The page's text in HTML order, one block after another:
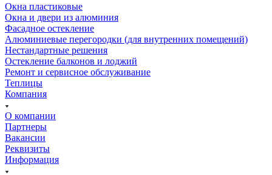
Окна пластиковые
Окна и двери из алюминия
Фасадное остекление
Алюминиевые перегородки (для внутренних помещений)
Нестандартные решения
Остекление балконов и лоджий
Ремонт и сервисное обслуживание
Теплицы
Компания
О компании
Партнеры
Вакансии
Реквизиты
Информация